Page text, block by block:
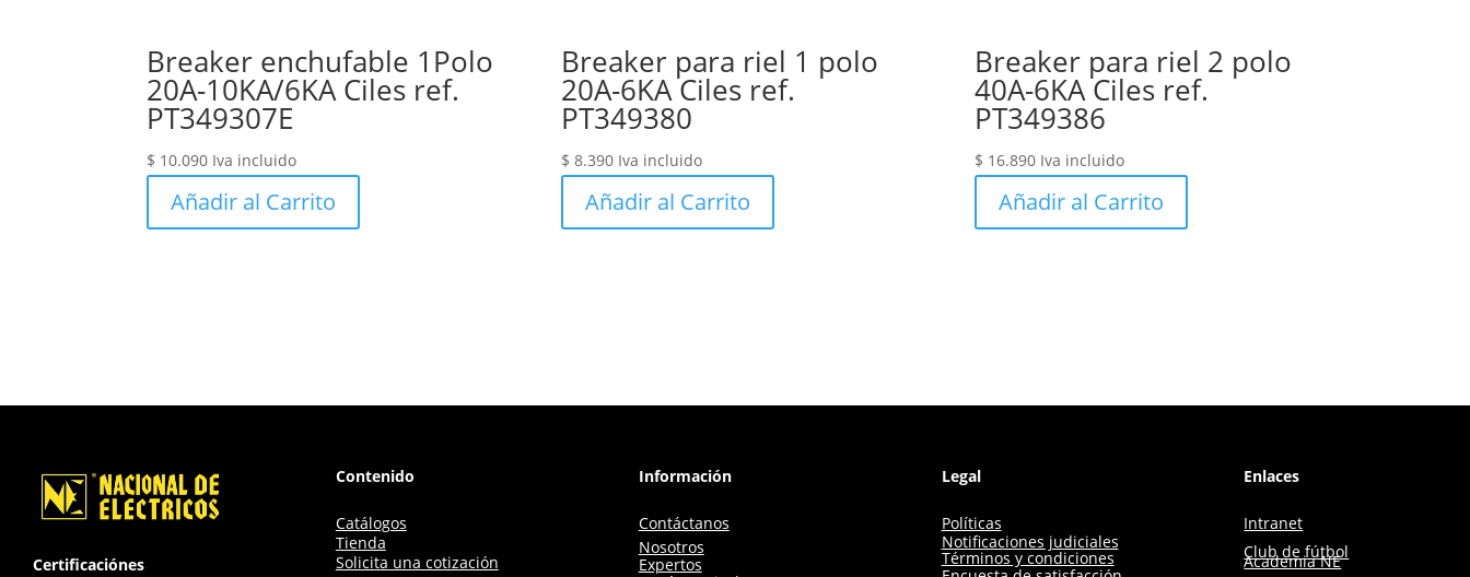
Breaker enchufable 1Polo
20A-10KA/6KA Ciles ref.
PT349307E
$ 10.090 Iva incluido
Añadir al Carrito
Breaker para riel 1 polo
20A-6KA Ciles ref.
PT349380
$ 8.390 Iva incluido
Añadir al Carrito
Breaker para riel 2 polo
40A-6KA Ciles ref.
PT349386
$ 16.890 Iva incluido
Añadir al Carrito
Certificaciónes
Contenido
Catálogos
Tienda
Solicita una cotización
Información
Contáctanos
Nosotros
Expertos
Legal
Políticas
Notificaciones judiciales
Términos y condiciones
Enlaces
Intranet
Club de fútbol
Academia NE